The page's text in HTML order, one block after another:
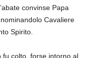
convinse Papa
Cavaliere
Spirito.
fu colto, forse intorno al